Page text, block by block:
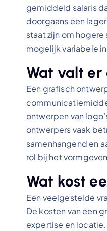
gemiddeld salaris
doorgaans een
staat zijn om
mogelijk variabele
Wat valt
Een grafisch
ontwerpen van
ontwerpers vaak
samenhangend en
rol bij het
Wat kost
Een veelgestelde
De kosten van een
expertise en